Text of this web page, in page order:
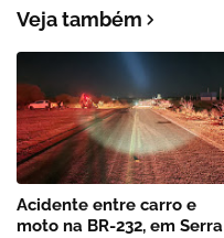
Veja também
Acidente entre carro e
moto na BR-232, em Serra